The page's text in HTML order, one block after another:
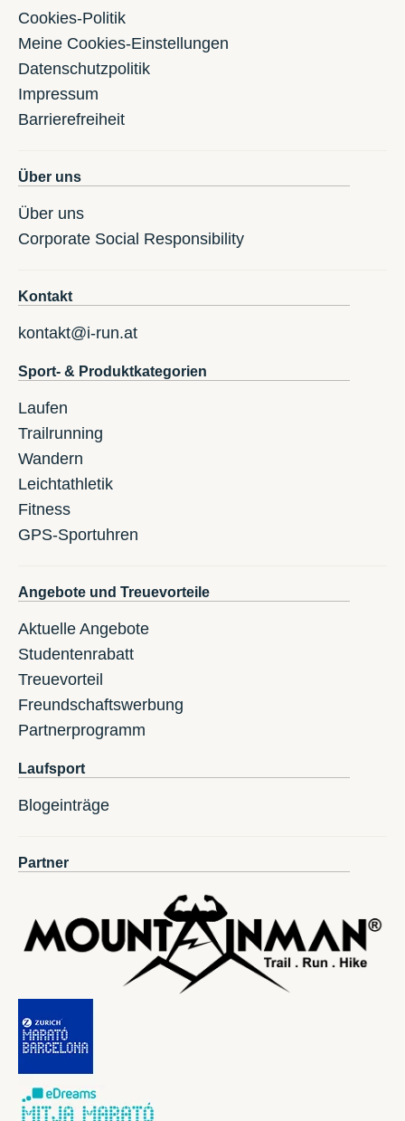
Cookies-Politik
Meine Cookies-Einstellungen
Datenschutzpolitik
Impressum
Barrierefreiheit
Über uns
Über uns
Corporate Social Responsibility
Kontakt
kontakt@i-run.at
Sport- & Produktkategorien
Laufen
Trailrunning
Wandern
Leichtathletik
Fitness
GPS-Sportuhren
Angebote und Treuevorteile
Aktuelle Angebote
Studentenrabatt
Treuevorteil
Freundschaftswerbung
Partnerprogramm
Laufsport
Blogeinträge
Partner